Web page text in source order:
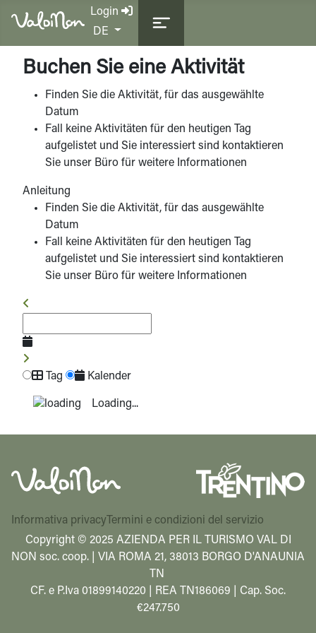
Login
Sprache auswählen
DE
Buchen Sie eine Aktivität
Finden Sie die Aktivität, für das ausgewählte
Datum
Fall keine Aktivitäten für den heutigen Tag
aufgelistet und Sie interessiert sind kontaktieren
Sie unser Büro für weitere Informationen
Anleitung
Finden Sie die Aktivität, für das ausgewählte
Datum
Fall keine Aktivitäten für den heutigen Tag
aufgelistet und Sie interessiert sind kontaktieren
Sie unser Büro für weitere Informationen
Tag Kalender
Loading...
Informativa privacy Termini e condizioni del servizio
Copyright © 2025 AZIENDA PER IL TURISMO VAL DI
NON soc. coop. | VIA ROMA 21, 38013 BORGO D'ANAUNIA
TN
CF. e P.Iva 01899140220 | REA TN186069 | Cap. Soc.
€247.750